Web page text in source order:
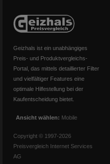
Geizhals ist ein unabhängiges
Preis- und Produktvergleichs-
Portal, das mittels detaillierter Filter
und vielfältiger Features eine
optimale Hilfestellung bei der
Kaufentscheidung bietet.
Ansicht wählen: Mobile
Copyright © 1997-2026
Preisvergleich Internet Services
AG